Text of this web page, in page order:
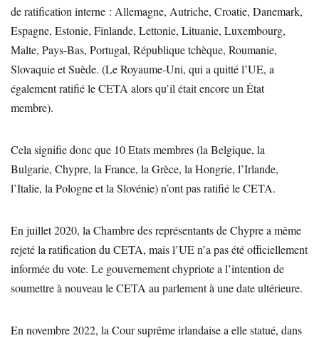
de ratification interne : Allemagne, Autriche, Croatie, Danemark,
Espagne, Estonie, Finlande, Lettonie, Lituanie, Luxembourg,
Malte, Pays-Bas, Portugal, République tchèque, Roumanie,
Slovaquie et Suède. (Le Royaume-Uni, qui a quitté l’UE, a
également ratifié le CETA alors qu’il était encore un État
membre).
Cela signifie donc que 10 Etats membres (la Belgique, la
Bulgarie, Chypre, la France, la Grèce, la Hongrie, l’Irlande,
l’Italie, la Pologne et la Slovénie) n’ont pas ratifié le CETA.
En juillet 2020, la Chambre des représentants de Chypre a même
rejeté la ratification du CETA, mais l’UE n’a pas été officiellement
informée du vote. Le gouvernement chypriote a l’intention de
soumettre à nouveau le CETA au parlement à une date ultérieure.
En novembre 2022, la Cour suprême irlandaise a elle statué, dans